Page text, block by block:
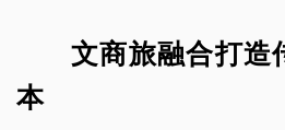
文商旅融合打造
本